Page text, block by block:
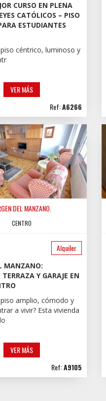
CURSO EN PLENA
CATÓLICOS – PISO
ESTUDIANTES
céntrico, luminoso y
VER MÁS
Ref:A6266
DEL MANZANO.
CENTRO
Alquiler
MANZANO:
Y GARAJE EN
amplio, cómodo y
a vivir? Esta vivienda
VER MÁS
Ref:A9105